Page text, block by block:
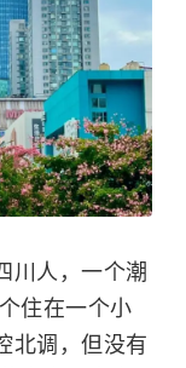
川人，一个潮
住在一个小
北调，但没有